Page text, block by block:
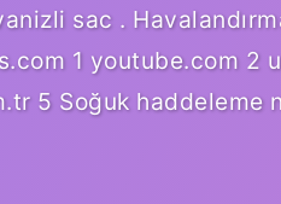
sac .
1 youtube.com 2
5 Soğuk haddeleme